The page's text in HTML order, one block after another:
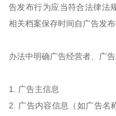
告发布行为应当符合法律法
相关档案保存时间自广告发
办法中明确广告经营者、广
1. 广告主信息
2. 广告内容信息（如广告名